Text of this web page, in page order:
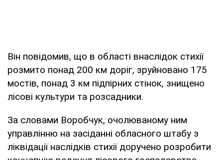
Він повідомив, що в області внаслідок стихії
розмито понад 200 км доріг, зруйновано 175
мостів, понад 3 км підпірних стінок, знищено
лісові культури та розсадники.
За словами Воробчук, очолюваному ним
управлінню на засіданні обласного штабу з
ліквідації наслідків стихії доручено розробити